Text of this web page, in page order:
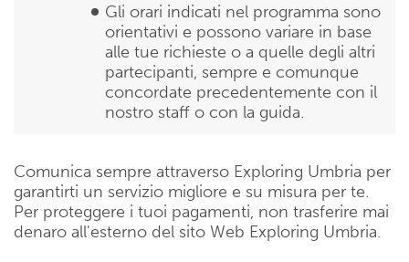
Gli orari indicati nel programma sono
orientativi e possono variare in base
alle tue richieste o a quelle degli altri
partecipanti, sempre e comunque
concordate precedentemente con il
nostro staff o con la guida.
Comunica sempre attraverso Exploring Umbria per
garantirti un servizio migliore e su misura per te.
Per proteggere i tuoi pagamenti, non trasferire mai
denaro all'esterno del sito Web Exploring Umbria.